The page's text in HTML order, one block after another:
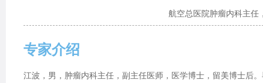
航空总医院肿瘤内科主任
专家介绍
江波，男，肿瘤内科主任，副主任医师，医学博士，留美博士后